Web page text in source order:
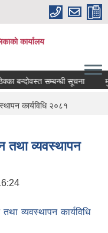
कार्यालय
सम्बन्धी सूचना
कार्यविधि २०८१
तथा व्यवस्थापन
व्यवस्थापन कार्यविधि